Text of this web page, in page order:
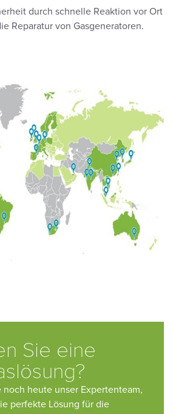
durch schnelle Reaktion vor Ort
Reparatur von Gasgeneratoren.
Sie eine
noch heute unser Expertenteam,
perfekte Lösung für die